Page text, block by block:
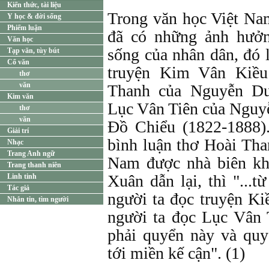
Kiến thức, tài liệu
Y học & đời sống
Phiếm luận
Văn học
Tạp văn, tùy bút
Cổ văn
thơ
văn
Kim văn
thơ
văn
Giải trí
Nhạc
Trang Anh ngữ
Trang thanh niên
Linh tinh
Tác giả
Nhắn tin, tìm người
Trong văn học Việt
đã có những ảnh
sống của nhân dân,
truyện Kim Vân
Thanh của Nguyễn
Lục Vân Tiên của
Đồ Chiểu (1822-
bình luận thơ Hoài
Nam được nhà biên
Xuân dẫn lại, thì
người ta đọc truyện
người ta đọc Lục Vân
phải quyển này và
tới miền kế cận". (1)